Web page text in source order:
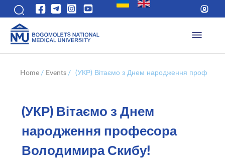
Home / Events / (УКР) Вітаємо з Днем народження
(УКР) Вітаємо з Днем
народження професора
Володимира Скибу!